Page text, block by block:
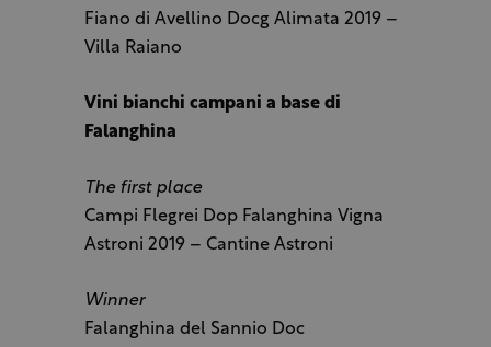
Fiano di Avellino Docg Alimata 2019 –
Villa Raiano
Vini bianchi campani a base di
Falanghina
The first place
Campi Flegrei Dop Falanghina Vigna
Astroni 2019 – Cantine Astroni
Winner
Falanghina del Sannio Doc